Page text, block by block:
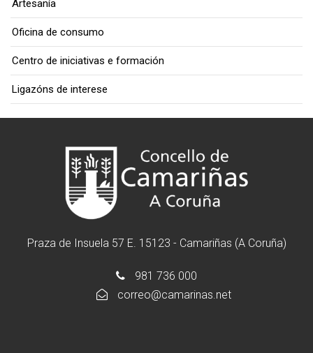
Artesanía
Oficina de consumo
Centro de iniciativas e formación
Ligazóns de interese
Praza de Insuela 57 E. 15123 - Camariñas (A Coruña)
981 736 000
correo@camarinas.net